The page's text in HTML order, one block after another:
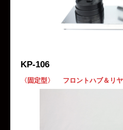
KP-106
〈固定型〉 フロントハブ＆リ